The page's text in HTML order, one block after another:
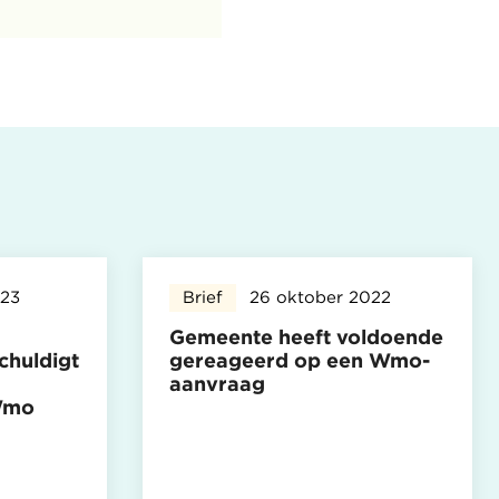
Gemeente heeft voldoende
gereageerd op een Wmo-
aanvraag
Brief 26 oktober 2022